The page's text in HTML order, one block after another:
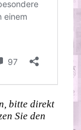
bitte direkt
Sie den